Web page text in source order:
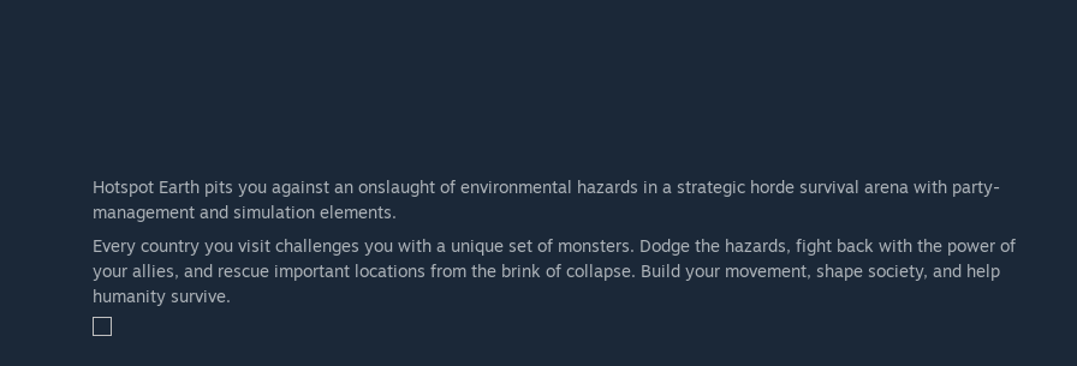
Hotspot Earth pits you against an onslaught of environmental hazards in a strategic horde survival arena with party-
management and simulation elements.
Every country you visit challenges you with a unique set of monsters. Dodge the hazards, fight back with the power of
your allies, and rescue important locations from the brink of collapse. Build your movement, shape society, and help
humanity survive.